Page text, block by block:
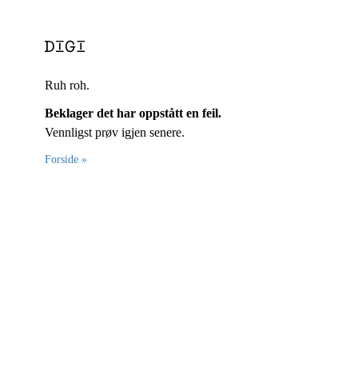
Ruh roh.
Beklager det har oppstått en feil.
Vennligst prøv igjen senere.
Forside »